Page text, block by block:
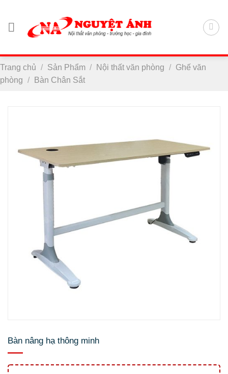
nội
Trang chủ / Sản Phẩm / Nội thất văn phòng / Ghế văn
phòng / Bàn Chân Sắt
Bàn nâng hạ thông minh